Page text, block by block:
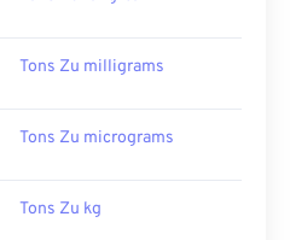
Tons Zu milligrams
Tons Zu micrograms
Tons Zu kg